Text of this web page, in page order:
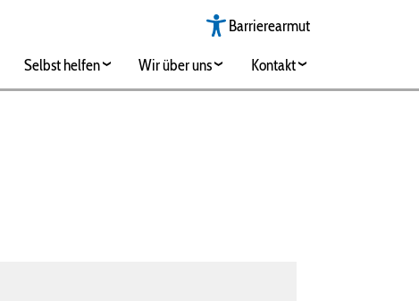
Barrierearmut
Selbst helfen Wir über uns Kontakt